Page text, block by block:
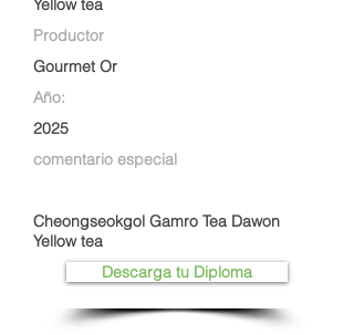
Yellow tea
Productor
Gourmet Or
Año:
2025
comentario especial
Cheongseokgol Gamro Tea Dawon
Yellow tea
Descarga tu Diploma